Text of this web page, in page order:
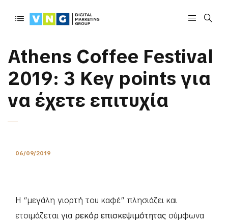
Athens Coffee Festival
2019: 3 Key points για
να έχετε επιτυχία
06/09/2019
Η “μεγάλη γιορτή του καφέ” πλησιάζει και
ετοιμάζεται για ρεκόρ επισκεψιμότητας σύμφωνα